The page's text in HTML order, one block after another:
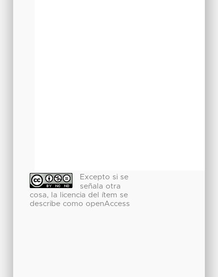
Excepto si se
señala otra
cosa, la licencia del ítem se
describe como openAccess